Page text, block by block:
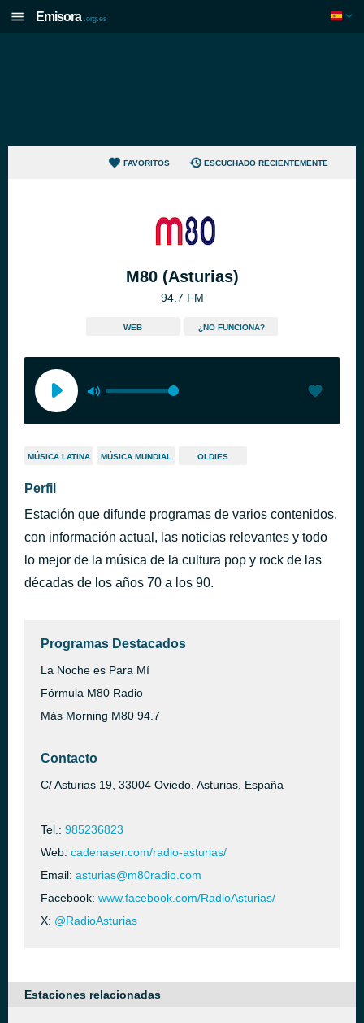
Emisora .org.es
FAVORITOS ESCUCHADO RECIENTEMENTE
M80 (Asturias)
94.7 FM
WEB ¿NO FUNCIONA?
MÚSICA LATINA MÚSICA MUNDIAL OLDIES
Perfil
Estación que difunde programas de varios contenidos,
con información actual, las noticias relevantes y todo
lo mejor de la música de la cultura pop y rock de las
décadas de los años 70 a los 90.
Programas Destacados
La Noche es Para Mí
Fórmula M80 Radio
Más Morning M80 94.7
Contacto
C/ Asturias 19, 33004 Oviedo, Asturias, España
Tel.: 985236823
Web: cadenaser.com/radio-asturias/
Email: asturias@m80radio.com
Facebook: www.facebook.com/RadioAsturias/
X: @RadioAsturias
Estaciones relacionadas